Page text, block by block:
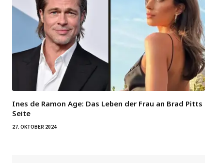
Ines de Ramon Age: Das Leben der Frau an Brad Pitts
Seite
27. OKTOBER 2024